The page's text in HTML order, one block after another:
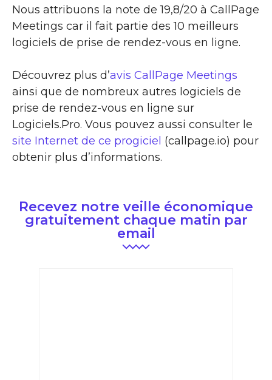
Nous attribuons la note de 19,8/20 à CallPage
Meetings car il fait partie des 10 meilleurs
logiciels de prise de rendez-vous en ligne.
Découvrez plus d’avis CallPage Meetings
ainsi que de nombreux autres logiciels de
prise de rendez-vous en ligne sur
Logiciels.Pro. Vous pouvez aussi consulter le
site Internet de ce progiciel (callpage.io) pour
obtenir plus d’informations.
Recevez notre veille économique
gratuitement chaque matin par
email